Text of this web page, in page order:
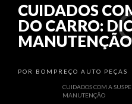
CUIDADOS COM A
MANUTENÇÃO
CUIDADOS
DO CARRO:
MANUTENÇÃO
POR BOMPREÇO AUTO PEÇAS